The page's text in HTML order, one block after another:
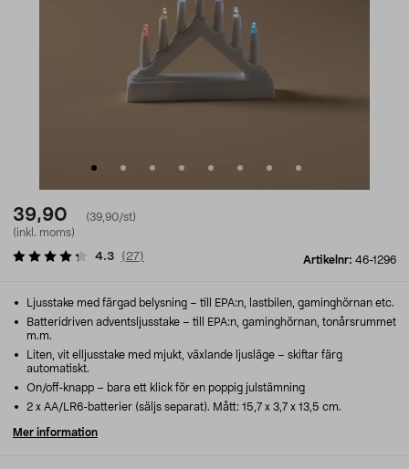
39,90
(39,90/st)
(inkl. moms)
Artikelnr: 46-1296
4.3 ( 27)
Ljusstake med färgad belysning – till EPA:n, lastbilen, gaminghörnan etc.
Batteridriven adventsljusstake – till EPA:n, gaminghörnan, tonårsrummet
m.m.
Liten, vit elljusstake med mjukt, växlande ljusläge – skiftar färg
automatiskt.
On/off-knapp – bara ett klick för en poppig julstämning
2 x AA/LR6-batterier (säljs separat). Mått: 15,7 x 3,7 x 13,5 cm.
Mer information